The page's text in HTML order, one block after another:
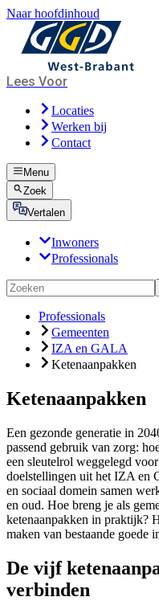
Naar hoofdinhoud
Lees Voor
Locaties
Werken bij
Contact
Menu
Zoek
Vertalen
Inwoners
Professionals
Professionals
Gemeenten
IZA en GALA
Ketenaanpakken
Ketenaanpakken
Een gezonde generatie in
passend gebruik van zorg:
een sleutelrol weggelegd
doelstellingen uit het IZA en
en sociaal domein samen
en oud. Hoe breng je als
ketenaanpakken in praktijk?
maken van bestaande goede
De vijf
verbinden